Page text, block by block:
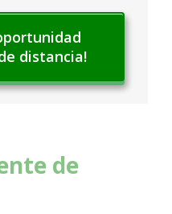
distancia!
de